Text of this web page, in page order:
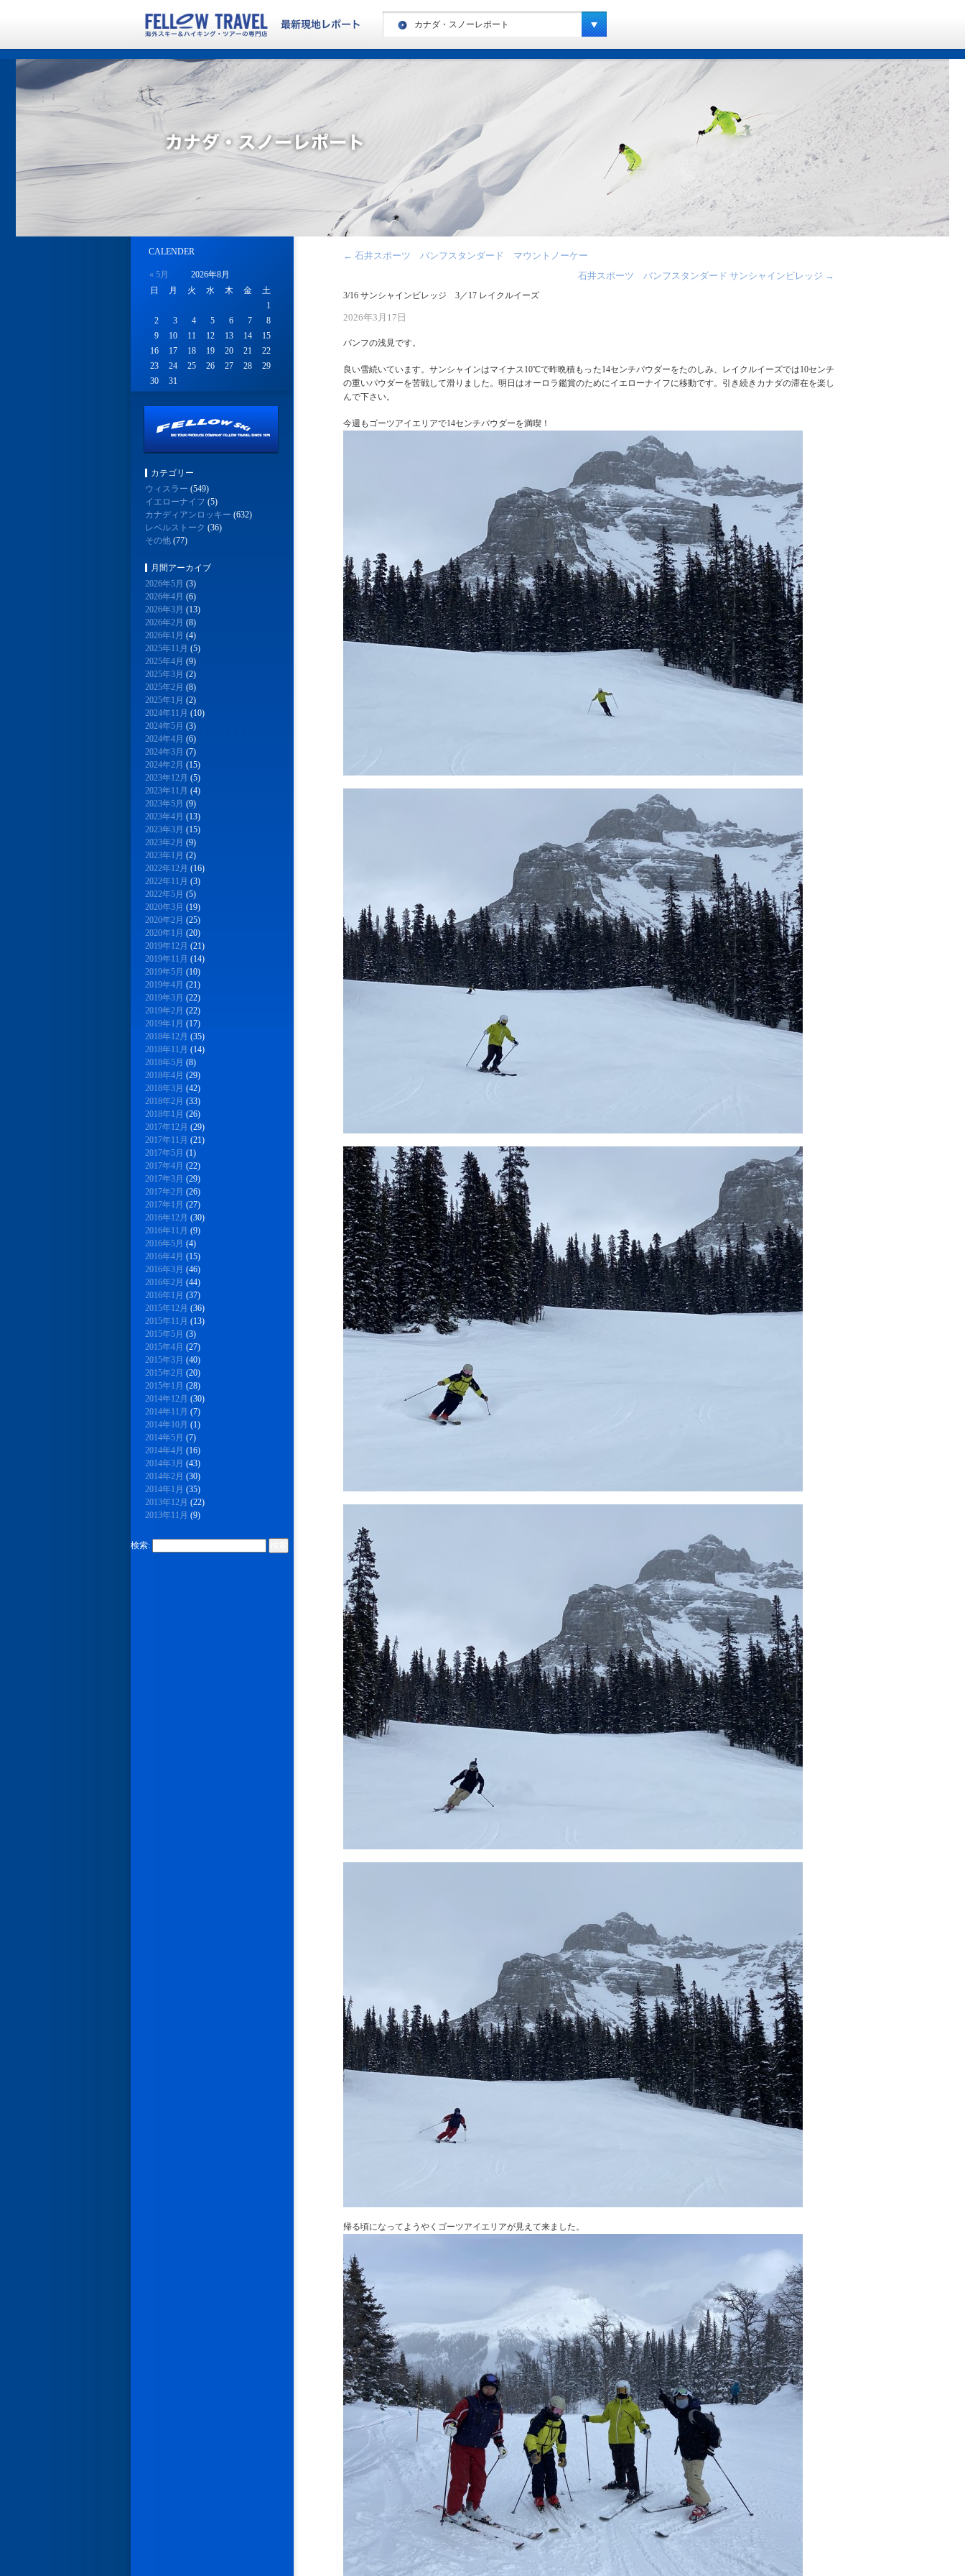
カナダ・スノーレポート
ヨーロッパ・ハイキングレポート
ヨーロッパ・スノーレポート
カナダ・スノーレポート
アメリカ・スノーレポート
スペシャルキャンプ・スノーレポート
ニュージーランド・スノーレポート
南米・スノーレポート
キッズキャンプ・レポート
← 石井スポーツ バンフスタンダード マウントノーケー
石井スポーツ バンフスタンダード サンシャインビレッジ →
3/16 サンシャインビレッジ 3／17 レイクルイーズ
2026年3月17日
バンフの浅見です。
良い雪続いています。サンシャインはマイナス10℃で昨晩積もった14センチパウダーをたのしみ、レイクルイーズでは10センチ
の重いパウダーを苦戦して滑りました。明日はオーロラ鑑賞のためにイエローナイフに移動です。引き続きカナダの滞在を楽し
んで下さい。
今週もゴーツアイエリアで14センチパウダーを満喫！
帰る頃になってようやくゴーツアイエリアが見えて来ました。
CALENDER
2026年8月
日
月 火 水 木 金 土
« 5月
1
2
3 4 5 6 7
8
9
10 11 12 13 14
15
16
17 18 19 20 21
22
23
24 25 26 27 28
29
30
31
カテゴリー
ウィスラー (549)
イエローナイフ (5)
カナディアンロッキー (632)
レベルストーク (36)
その他 (77)
月間アーカイブ
2026年5月 (3)
2026年4月 (6)
2026年3月 (13)
2026年2月 (8)
2026年1月 (4)
2025年11月 (5)
2025年4月 (9)
2025年3月 (2)
2025年2月 (8)
2025年1月 (2)
2024年11月 (10)
2024年5月 (3)
2024年4月 (6)
2024年3月 (7)
2024年2月 (15)
2023年12月 (5)
2023年11月 (4)
2023年5月 (9)
2023年4月 (13)
2023年3月 (15)
2023年2月 (9)
2023年1月 (2)
2022年12月 (16)
2022年11月 (3)
2022年5月 (5)
2020年3月 (19)
2020年2月 (25)
2020年1月 (20)
2019年12月 (21)
2019年11月 (14)
2019年5月 (10)
2019年4月 (21)
2019年3月 (22)
2019年2月 (22)
2019年1月 (17)
2018年12月 (35)
2018年11月 (14)
2018年5月 (8)
2018年4月 (29)
2018年3月 (42)
2018年2月 (33)
2018年1月 (26)
2017年12月 (29)
2017年11月 (21)
2017年5月 (1)
2017年4月 (22)
2017年3月 (29)
2017年2月 (26)
2017年1月 (27)
2016年12月 (30)
2016年11月 (9)
2016年5月 (4)
2016年4月 (15)
2016年3月 (46)
2016年2月 (44)
2016年1月 (37)
2015年12月 (36)
2015年11月 (13)
2015年5月 (3)
2015年4月 (27)
2015年3月 (40)
2015年2月 (20)
2015年1月 (28)
2014年12月 (30)
2014年11月 (7)
2014年10月 (1)
2014年5月 (7)
2014年4月 (16)
2014年3月 (43)
2014年2月 (30)
2014年1月 (35)
2013年12月 (22)
2013年11月 (9)
検索: